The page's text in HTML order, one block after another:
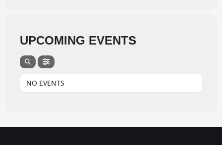
UPCOMING EVENTS
NO EVENTS